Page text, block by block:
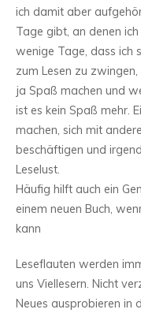
ich damit aber
Tage gibt, an denen
wenige Tage, dass ich
zum Lesen zu
ja Spaß machen und
ist es kein Spaß mehr.
machen, sich mit
beschäftigen und
Leselust.
Häufig hilft auch ein
einem neuen Buch,
kann
Leseflauten werden
uns Viellesern. Nicht
Neues ausprobieren in